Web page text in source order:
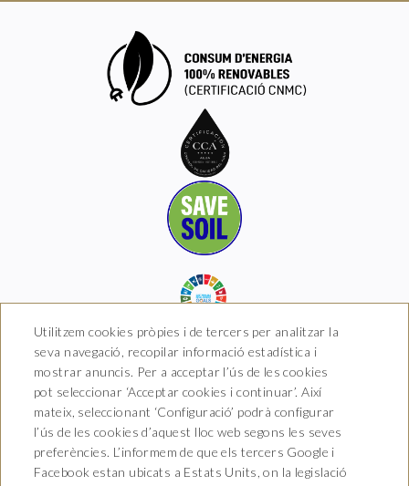
Hotel Boutique Arkhé de
Pals
Carrer del Raval 5, 17256 Pals,
Girona
Utilitzem cookies pròpies i de tercers per analitzar la
seva navegació, recopilar informació estadística i
mostrar anuncis. Per a acceptar l’ús de les cookies
pot seleccionar ‘Acceptar cookies i continuar’. Així
mateix, seleccionant ‘Configuració’ podrà configurar
l’ús de les cookies d’aquest lloc web segons les seves
preferències. L’informem de que els tercers Google i
Facebook estan ubicats a Estats Units, on la legislació